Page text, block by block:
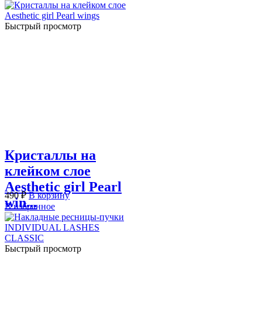
Быстрый просмотр
Кристаллы на
клейком слое
Aesthetic girl Pearl
win...
490₽ В корзину
В избранное
Быстрый просмотр